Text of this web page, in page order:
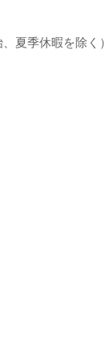
夏季休暇を除く）